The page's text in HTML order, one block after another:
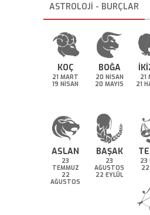
ASTROLOJİ - BURÇLAR
KOÇ
21 MART
19 NİSAN
BOĞA
20 NİSAN
20 MAYIS
21
21
ASLAN
23
TEMMUZ
22
AĞUSTOS
BAŞAK
23
AĞUSTOS
22 EYLÜL
23
22